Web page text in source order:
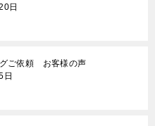
日
ご依頼 お客様の声
日